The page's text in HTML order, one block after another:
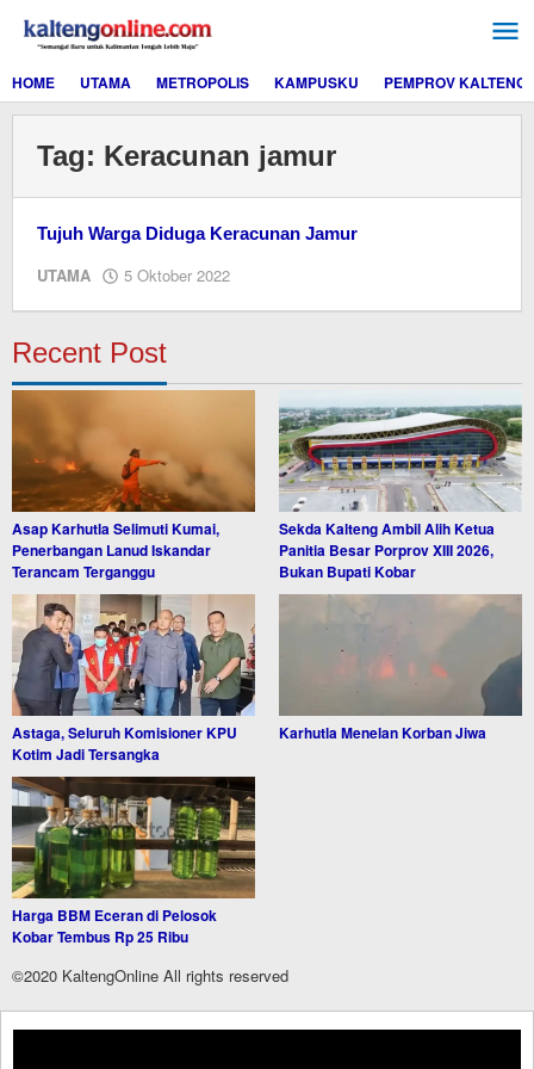
konten
HOME
UTAMA METROPOLIS KAMPUSKU PEMPROV KALTENG
Tag: Keracunan jamur
Tujuh Warga Diduga Keracunan Jamur
UTAMA 5 Oktober 2022
Recent Post
Asap Karhutla Selimuti Kumai,
Penerbangan Lanud Iskandar
Terancam Terganggu
Sekda Kalteng Ambil Alih Ketua
Panitia Besar Porprov XIII 2026,
Bukan Bupati Kobar
Astaga, Seluruh Komisioner KPU
Kotim Jadi Tersangka
Karhutla Menelan Korban Jiwa
Harga BBM Eceran di Pelosok
Kobar Tembus Rp 25 Ribu
©2020 KaltengOnline All rights reserved